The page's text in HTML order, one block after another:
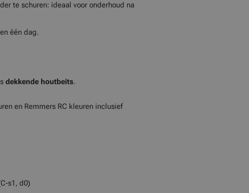
te schuren: ideaal voor onderhoud na
één dag.
dekkende houtbeits.
en Remmers RC kleuren inclusief
s1, d0)